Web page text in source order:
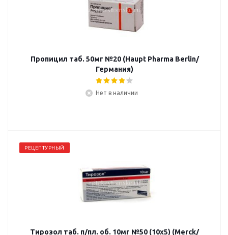
Пропицил таб. 50мг №20 (Haupt Pharma Berlin/
Германия)
Нет в наличии
РЕЦЕПТУРНЫЙ
Тирозол таб. п/пл. об. 10мг №50 (10х5) (Merck/